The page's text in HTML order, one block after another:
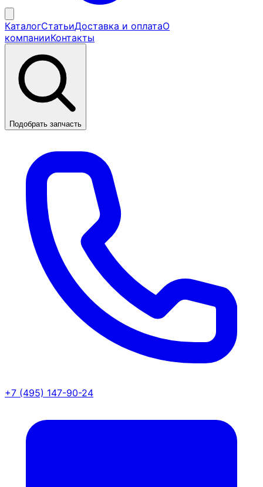
КаталогСтатьиДоставка и оплатаО
компанииКонтакты
Подобрать запчасть
+7 (495) 147-90-24